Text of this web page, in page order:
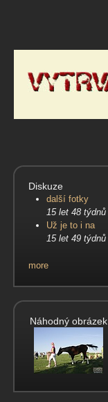
Diskuze
další fotky
15 let 48 týdnů
Už je to i na
15 let 49 týdnů
more
Náhodný obrázek